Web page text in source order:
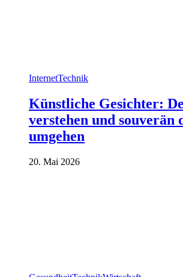
InternetTechnik
Künstliche Gesichter:
verstehen und souverän
umgehen
20. Mai 2026